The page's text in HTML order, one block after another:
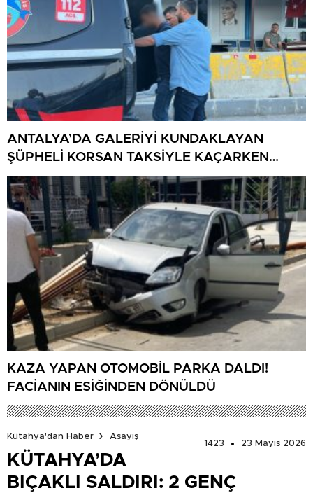
ANTALYA’DA GALERİYİ KUNDAKLAYAN
ŞÜPHELİ KORSAN TAKSİYLE KAÇARKEN
KÜTAHYA’DA YAKALANDI
KAZA YAPAN OTOMOBİL PARKA DALDI!
FACİANIN EŞİĞİNDEN DÖNÜLDÜ
Kütahya'dan Haber
Asayiş
1423
23 Mayıs 2026
KÜTAHYA’DA
BIÇAKLI SALDIRI: 2 GENÇ